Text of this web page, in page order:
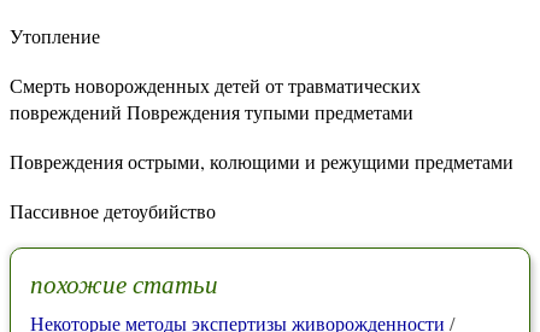
Утопление
Смерть новорожденных детей от травматических
повреждений Повреждения тупыми предметами
Повреждения острыми, колющими и режущими предметами
Пассивное детоубийство
похожие статьи
Некоторые методы экспертизы живорожденности /